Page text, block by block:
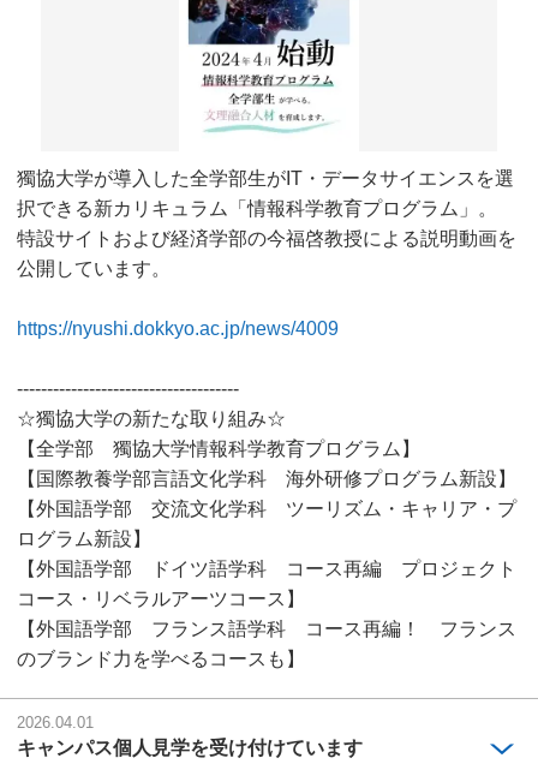
獨協大学が導入した全学部生がIT・データサイエンスを選
択できる新カリキュラム「情報科学教育プログラム」。
特設サイトおよび経済学部の今福啓教授による説明動画を
公開しています。
https://nyushi.dokkyo.ac.jp/news/4009
-------------------------------------
☆獨協大学の新たな取り組み☆
【全学部 獨協大学情報科学教育プログラム】
【国際教養学部言語文化学科 海外研修プログラム新設】
【外国語学部 交流文化学科 ツーリズム・キャリア・プ
ログラム新設】
【外国語学部 ドイツ語学科 コース再編 プロジェクト
コース・リベラルアーツコース】
【外国語学部 フランス語学科 コース再編！ フランス
のブランド力を学べるコースも】
2026.04.01
キャンパス個人見学を受け付けています